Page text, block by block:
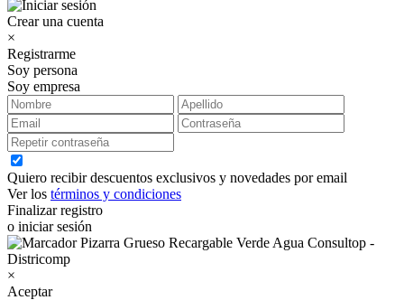
Crear una cuenta
×
Registrarme
Soy persona
Soy empresa
Quiero recibir descuentos exclusivos y novedades por email
Ver los términos y condiciones
Finalizar registro
o iniciar sesión
×
Aceptar